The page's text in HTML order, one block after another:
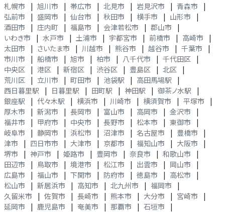
札幌市
| 旭川市 | 帯広市 | 北見市 | 岩見沢市 | 青森市
|
弘前市
| 盛岡市 | 仙台市 | 秋田市 | 横手市 | 山形市
|
酒田市
| 庄内町 | 福島市 | 会津若松市 | 郡山市
|
いわき市
| 水戸市 | 土浦市 | 宇都宮市 | 前橋市 | 高崎市
|
太田市
| さいたま市 | 川越市 | 熊谷市 | 越谷市 | 千葉市
|
市川市
| 船橋市 | 旭市 | 柏市 | 八千代市 | 千代田区
|
中央区
| 港区 | 新宿区 | 渋谷区 | 豊島区 | 北区
|
荒川区
| 立川市 | 町田市 | 池袋駅 | 高田馬場駅
|
西日暮里駅
| 日暮里駅 | 田町駅 | 神田駅 | 御茶ノ水駅
|
銀座駅
| 代々木駅 | 横浜市 | 川崎市 | 横須賀市 | 平塚市
|
厚木市
| 新潟市 | 長岡市 | 富山市 | 高岡市 | 金沢市
|
福井市
| 甲府市 | 中央市 | 長野市 | 松本市 | 東御市
|
岐阜市
| 静岡市 | 浜松市 | 沼津市 | 名古屋市 | 豊橋市
|
津市
| 四日市市 | 大津市 | 京都市 | 福知山市 | 大阪市
|
堺市
| 神戸市 | 姫路市 | 豊岡市 | 奈良市 | 和歌山市
|
田辺市
| 鳥取市 | 境港市 | 松江市 | 出雲市 | 岡山市
|
広島市
| 福山市 | 下関市 | 防府市 | 徳島市 | 高松市
|
松山市
| 新居浜市 | 高知市 | 北九州市 | 福岡市
|
久留米市
| 佐賀市 | 長崎市 | 熊本市 | 大分市 | 宮崎市
|
延岡市
| 鹿児島市 | 奄美市 | 那覇市 | 石垣市 |